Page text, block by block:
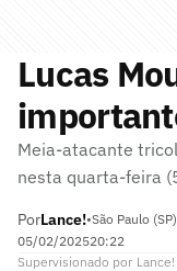
Lucas
Meia-atacante
nesta quarta-feira
PorLance!•São Paulo (SP)
05/02/202520:22
Supervisionado por Lance!